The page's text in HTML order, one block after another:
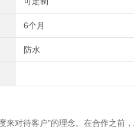
6个月
防水
对待客户"的理念。在合作之前